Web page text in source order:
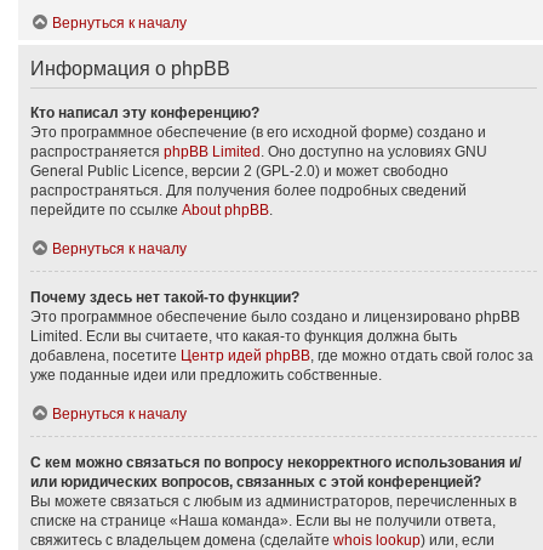
Вернуться к началу
Информация о phpBB
Кто написал эту конференцию?
Это программное обеспечение (в его исходной форме) создано и
распространяется phpBB Limited . Оно доступно на условиях GNU
General Public Licence, версии 2 (GPL-2.0) и может свободно
распространяться. Для получения более подробных сведений
перейдите по ссылке About phpBB.
Вернуться к началу
Почему здесь нет такой-то функции?
Это программное обеспечение было создано и лицензировано phpBB
Limited. Если вы считаете, что какая-то функция должна быть
добавлена, посетите Центр идей phpBB, где можно отдать свой голос за
уже поданные идеи или предложить собственные.
Вернуться к началу
С кем можно связаться по вопросу некорректного использования и/
или юридических вопросов, связанных с этой конференцией?
Вы можете связаться с любым из администраторов, перечисленных в
списке на странице «Наша команда». Если вы не получили ответа,
свяжитесь с владельцем домена (сделайте whois lookup) или, если